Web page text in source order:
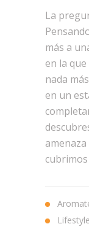
La
más a
en la
nada
en un
cubrimos
Lifestyle